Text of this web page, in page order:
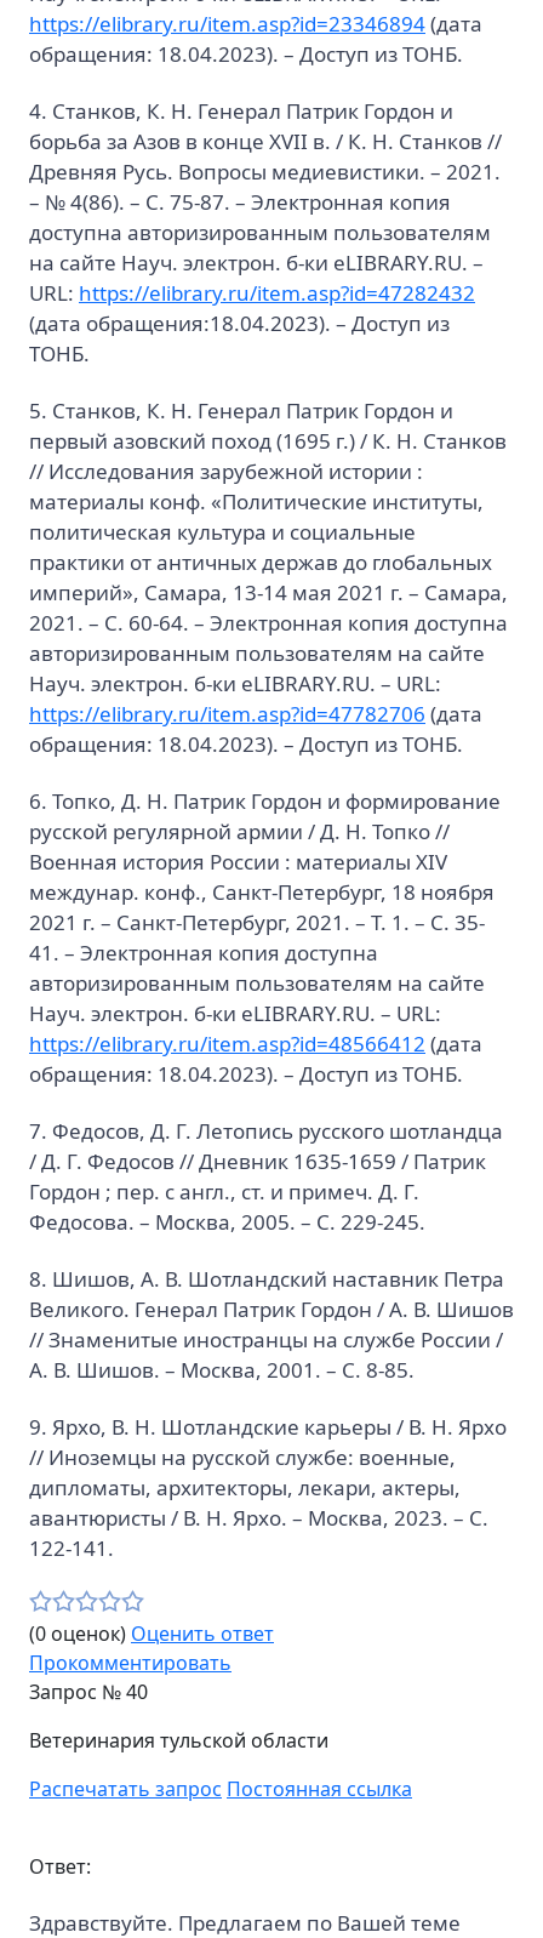
https://elibrary.ru/item.asp?id=23346894(дата
обращения: 18.04.2023). – Доступ из ТОНБ.
4. Станков, К. Н. Генерал Патрик Гордон и
борьба за Азов в конце XVII в. / К. Н. Станков //
Древняя Русь. Вопросы медиевистики. – 2021.
– № 4(86). – С. 75-87. – Электронная копия
доступна авторизированным пользователям
на сайте Науч. электрон. б-ки eLIBRARY.RU. –
URL: https://elibrary.ru/item.asp?id=47282432
(дата обращения:18.04.2023). – Доступ из
ТОНБ.
5. Станков, К. Н. Генерал Патрик Гордон и
первый азовский поход (1695 г.) / К. Н. Станков
// Исследования зарубежной истории :
материалы конф. «Политические институты,
политическая культура и социальные
практики от античных держав до глобальных
империй», Самара, 13-14 мая 2021 г. – Самара,
2021. – С. 60-64. – Электронная копия доступна
авторизированным пользователям на сайте
Науч. электрон. б-ки eLIBRARY.RU. – URL:
https://elibrary.ru/item.asp?id=47782706 (дата
обращения: 18.04.2023). – Доступ из ТОНБ.
6. Топко, Д. Н. Патрик Гордон и формирование
русской регулярной армии / Д. Н. Топко //
Военная история России : материалы XIV
междунар. конф., Санкт-Петербург, 18 ноября
2021 г. – Санкт-Петербург, 2021. – Т. 1. – С. 35-
41. – Электронная копия доступна
авторизированным пользователям на сайте
Науч. электрон. б-ки eLIBRARY.RU. – URL:
https://elibrary.ru/item.asp?id=48566412 (дата
обращения: 18.04.2023). – Доступ из ТОНБ.
7. Федосов, Д. Г. Летопись русского шотландца
/ Д. Г. Федосов // Дневник 1635-1659 / Патрик
Гордон ; пер. с англ., ст. и примеч. Д. Г.
Федосова. – Москва, 2005. – С. 229-245.
8. Шишов, А. В. Шотландский наставник Петра
Великого. Генерал Патрик Гордон / А. В. Шишов
// Знаменитые иностранцы на службе России /
А. В. Шишов. – Москва, 2001. – С. 8-85.
9. Ярхо, В. Н. Шотландские карьеры / В. Н. Ярхо
// Иноземцы на русской службе: военные,
дипломаты, архитекторы, лекари, актеры,
авантюристы / В. Н. Ярхо. – Москва, 2023. – С.
122-141.
(0 оценок) Оценить ответ
Прокомментировать
Запрос №40
Ветеринария тульской области
Распечатать запрос Постоянная ссылка
Ответ:
Здравствуйте. Предлагаем по Вашей теме